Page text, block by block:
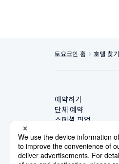
토요코인 홈 호텔 찾기
예약하기
단체 예약
스페셜 픽업